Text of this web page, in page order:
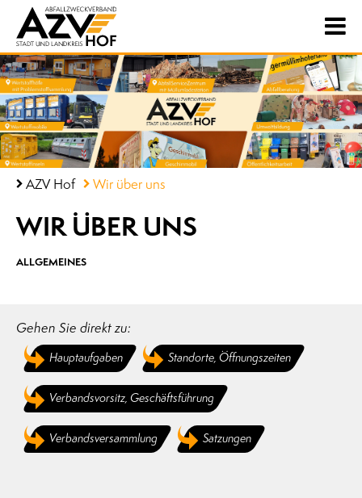
AZV Hof Wir über uns
WIR ÜBER UNS
ALLGEMEINES
Gehen Sie direkt zu:
Hauptaufgaben Standorte, Öffnungszeiten
Verbandsvorsitz, Geschäftsführung
Verbandsversammlung Satzungen